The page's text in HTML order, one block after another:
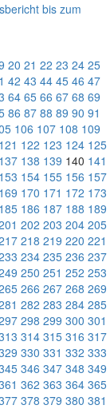
bis zum
20 21 22 23 24 25
42 43 44 45 46 47
64 65 66 67 68 69
86 87 88 89 90 91
106 107 108 109
121 122 123 124 125
137 138 139 140 141
153 154 155 156 157
169 170 171 172 173
185 186 187 188 189
202 203 204 205
218 219 220 221
234 235 236 237
250 251 252 253
266 267 268 269
282 283 284 285
298 299 300 301
314 315 316 317
330 331 332 333
346 347 348 349
362 363 364 365
378 379 380 381